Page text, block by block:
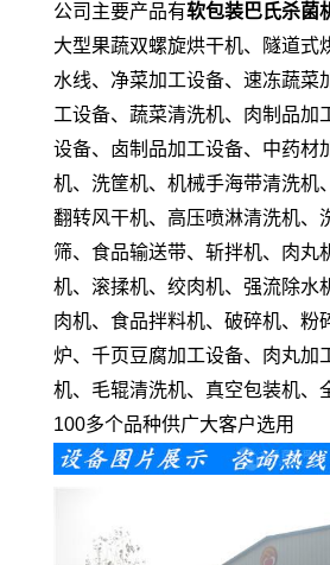
公司主要产品有软包装巴氏杀菌
大型果蔬双螺旋烘干机、隧道式
水线、净菜加工设备、速冻蔬菜
工设备、蔬菜清洗机、肉制品加
设备、卤制品加工设备、中药材
机、洗筐机、机械手海带清洗机
翻转风干机、高压喷淋清洗机、
筛、食品输送带、斩拌机、肉丸
机、滚揉机、绞肉机、强流除水
肉机、食品拌料机、破碎机、粉
炉、千页豆腐加工设备、肉丸加
机、毛辊清洗机、真空包装机、
100多个品种供广大客户选用